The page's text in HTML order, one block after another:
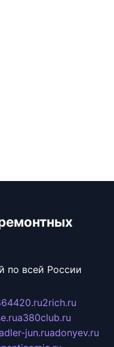
по всей России
2rich.ru
a380club.ru
jun.ruadonyev.ru